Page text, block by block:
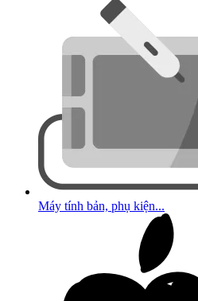
Máy tính bản, phụ kiện...